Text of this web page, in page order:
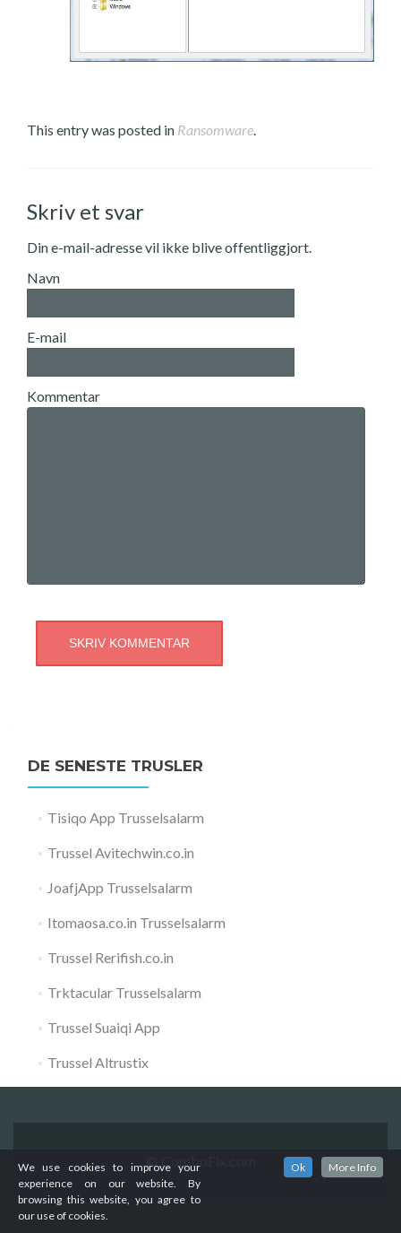
This entry was posted in Ransomware
Skriv et svar
Din e-mail-adresse vil ikke blive offentliggjort.
Navn
E-mail
Kommentar
DE SENESTE TRUSLER
Tisiqo App Trusselsalarm
Trussel Avitechwin.co.in
JoafjApp Trusselsalarm
Itomaosa.co.in Trusselsalarm
Trussel Rerifish.co.in
Trktacular Trusselsalarm
Trussel Suaiqi App
Trussel Altrustix
We use cookies to improve your
experience on our website. By
browsing this website, you agree to
our use of cookies.
Ok More Info